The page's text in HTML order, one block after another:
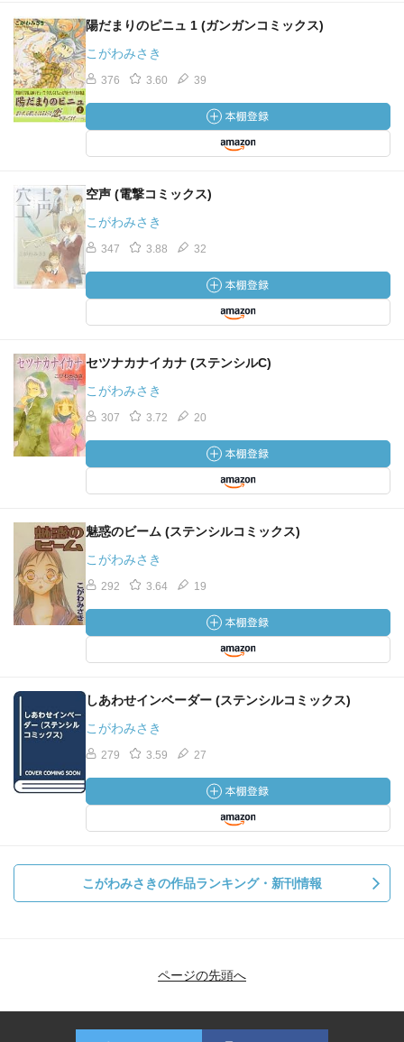
陽だまりのピニュ 1 (ガンガンコミックス)
こがわみさき
376 3.60 39
空声 (電撃コミックス)
こがわみさき
347 3.88 32
セツナカナイカナ (ステンシルC)
こがわみさき
307 3.72 20
魅惑のビーム (ステンシルコミックス)
こがわみさき
292 3.64 19
しあわせインベーダー (ステンシルコミックス)
こがわみさき
279 3.59 27
こがわみさきの作品ランキング・新刊情報
ページの先頭へ